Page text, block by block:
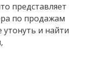
представляет
по продажам
утонуть и найти